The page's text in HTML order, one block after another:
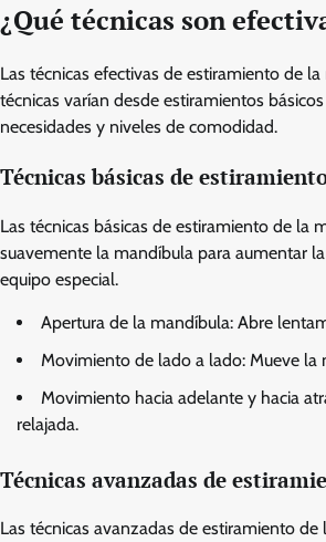
¿Qué técnicas son
Las técnicas efectivas de estiramiento de
técnicas varían desde estiramientos
necesidades y niveles de comodidad.
Técnicas básicas de
Las técnicas básicas de estiramiento de la
suavemente la mandíbula para aumentar
equipo especial.
Apertura de la mandíbula: Abre
Movimiento de lado a lado: Mueve
Movimiento hacia adelante y hacia
relajada.
Técnicas avanzadas de
Las técnicas avanzadas de estiramiento